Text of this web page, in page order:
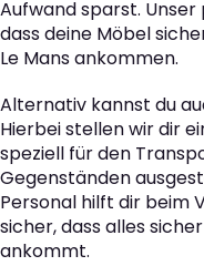
Aufwand sparst.
dass deine Möbel
Le Mans ankommen.
Alternativ kannst du
Hierbei stellen wir dir
speziell für den
Gegenständen
Personal hilft dir beim
sicher, dass alles
ankommt.